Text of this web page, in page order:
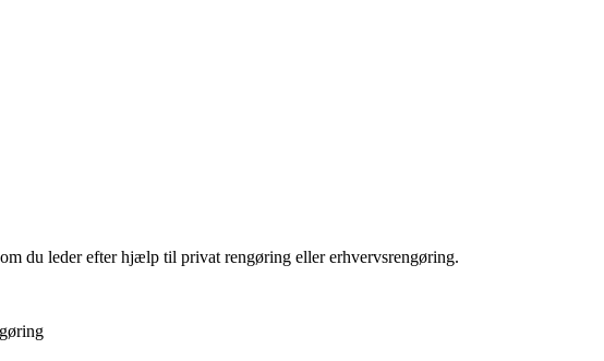
du leder efter hjælp til privat rengøring eller erhvervsrengøring.